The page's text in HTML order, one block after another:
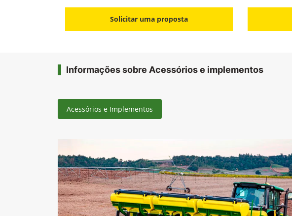
Solicitar uma proposta
Informações sobre Acessórios e implementos
Acessórios e Implementos